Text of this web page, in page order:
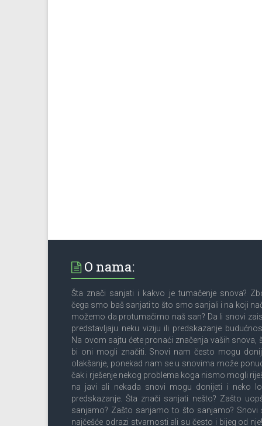
O nama:
Šta znači sanjati i kakvo je tumačenje snova?
čega smo baš sanjati to što smo sanjali i na koji
možemo da protumačimo naš san? Da li snovi
predstavljaju neku viziju ili predskazanje
Na ovom sajtu ćete pronaći značenja vaših snova,
bi oni mogli značiti. Snovi nam često mogu
olakšanje, ponekad nam se u snovima može
čak i rješenje nekog problema koga nismo mogli
na javi ali nekada snovi mogu donijeti i neko
predskazanje. Šta znači sanjati nešto? Zašto
sanjamo? Zašto sanjamo to što sanjamo? Snovi
najčešće odrazi stvarnosti ali su često i bijeg od